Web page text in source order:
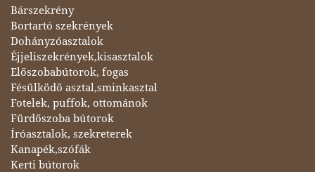
Bárszekrény
Bortartó szekrények
Dohányzóasztalok
Éjjeliszekrények,kisasztalok
Előszobabútorok, fogas
Fésülködő asztal,sminkasztal
Fotelek, puffok, ottománok
Fürdőszoba bútorok
Íróasztalok, szekreterek
Kanapék,szófák
Kerti bútorok